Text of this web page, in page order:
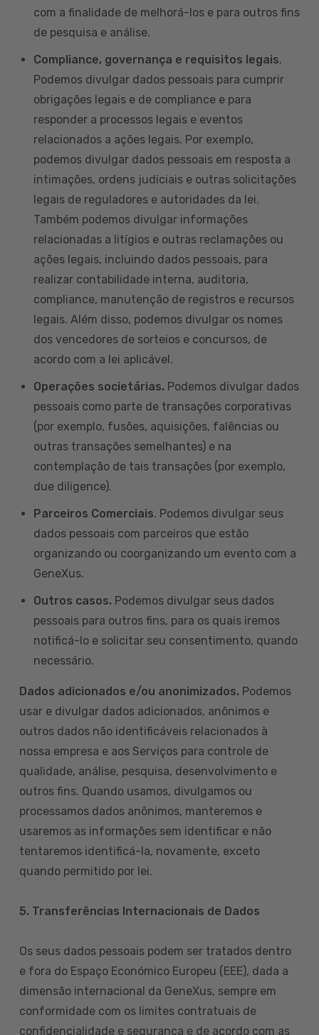
com a finalidade de melhorá-los e para outros fins
de pesquisa e análise.
Compliance, governança e requisitos legais.
Podemos divulgar dados pessoais para cumprir
obrigações legais e de compliance e para
responder a processos legais e eventos
relacionados a ações legais. Por exemplo,
podemos divulgar dados pessoais em resposta a
intimações, ordens judiciais e outras solicitações
legais de reguladores e autoridades da lei.
Também podemos divulgar informações
relacionadas a litígios e outras reclamações ou
ações legais, incluindo dados pessoais, para
realizar contabilidade interna, auditoria,
compliance, manutenção de registros e recursos
legais. Além disso, podemos divulgar os nomes
dos vencedores de sorteios e concursos, de
acordo com a lei aplicável.
Operações societárias. Podemos divulgar dados
pessoais como parte de transações corporativas
(por exemplo, fusões, aquisições, falências ou
outras transações semelhantes) e na
contemplação de tais transações (por exemplo,
due diligence).
Parceiros Comerciais. Podemos divulgar seus
dados pessoais com parceiros que estão
organizando ou coorganizando um evento com a
GeneXus.
Outros casos. Podemos divulgar seus dados
pessoais para outros fins, para os quais iremos
notificá-lo e solicitar seu consentimento, quando
necessário.
Dados adicionados e/ou anonimizados. Podemos
usar e divulgar dados adicionados, anônimos e
outros dados não identificáveis relacionados à
nossa empresa e aos Serviços para controle de
qualidade, análise, pesquisa, desenvolvimento e
outros fins. Quando usamos, divulgamos ou
processamos dados anônimos, manteremos e
usaremos as informações sem identificar e não
tentaremos identificá-la, novamente, exceto
quando permitido por lei.
5. Transferências Internacionais de Dados
Os seus dados pessoais podem ser tratados dentro
e fora do Espaço Económico Europeu (EEE), dada a
dimensão internacional da GeneXus, sempre em
conformidade com os limites contratuais de
confidencialidade e segurança e de acordo com as